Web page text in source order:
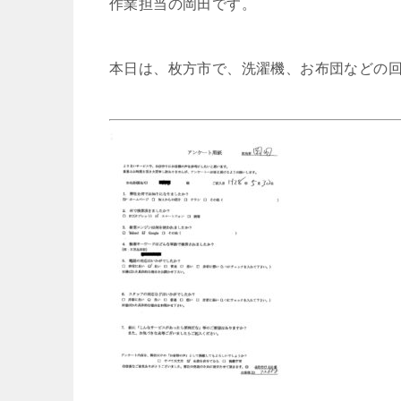
作業担当の岡田です。
本日は、枚方市で、洗濯機、お布団などの